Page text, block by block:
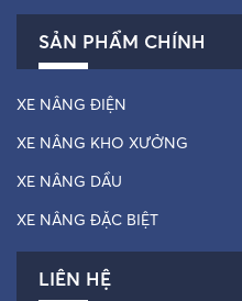
SẢN PHẨM CHÍNH
XE NÂNG ĐIỆN
XE NÂNG KHO XƯỞNG
XE NÂNG DẦU
XE NÂNG ĐẶC BIỆT
LIÊN HỆ